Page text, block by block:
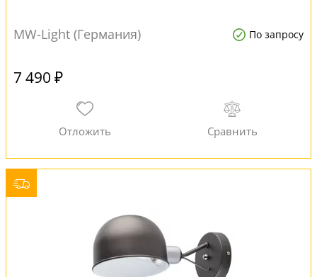
MW-Light (Германия) По запросу
7 490 ₽